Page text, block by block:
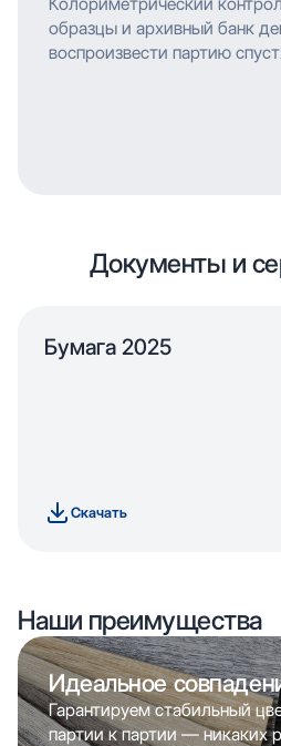
образцы и архивный банк
воспроизвести партию
Документы и
Бумага 2025
Скачать
Наши преимущества
Идеальное
Гарантируем стабильный
партии к партии — никаких